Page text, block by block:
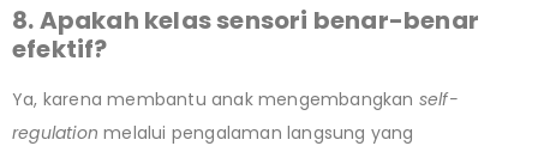
8. Apakah kelas sensori benar-benar
efektif?
Ya, karena membantu anak mengembangkan self-
regulation melalui pengalaman langsung yang